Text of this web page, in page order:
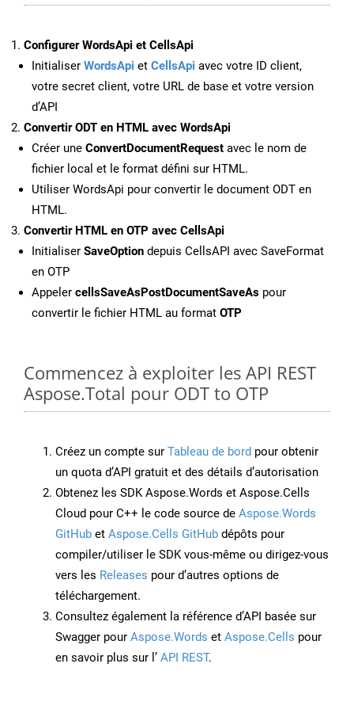
Configurer WordsApi et CellsApi
Initialiser WordsApi et CellsApi avec votre ID client,
votre secret client, votre URL de base et votre version
d’API
Convertir ODT en HTML avec WordsApi
Créer une ConvertDocumentRequest avec le nom de
fichier local et le format défini sur HTML.
Utiliser WordsApi pour convertir le document ODT en
HTML.
Convertir HTML en OTP avec CellsApi
Initialiser SaveOption depuis CellsAPI avec SaveFormat
en OTP
Appeler cellsSaveAsPostDocumentSaveAs pour
convertir le fichier HTML au format OTP
Commencez à exploiter les API REST
Aspose.Total pour ODT to OTP
Créez un compte sur Tableau de bord pour obtenir
un quota d’API gratuit et des détails d’autorisation
Obtenez les SDK Aspose.Words et Aspose.Cells
Cloud pour C++ le code source de Aspose.Words
GitHub et Aspose.Cells GitHub dépôts pour
compiler/utiliser le SDK vous-même ou dirigez-vous
vers les Releases pour d’autres options de
téléchargement.
Consultez également la référence d’API basée sur
Swagger pour Aspose.Words et Aspose.Cells pour
en savoir plus sur l’ API REST.